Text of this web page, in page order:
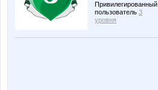
Привилегированный
пользователь 3
уровня